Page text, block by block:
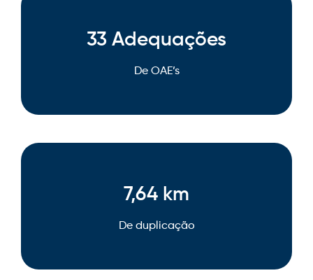
33 Adequações
De OAE’s
7,64 km
De duplicação